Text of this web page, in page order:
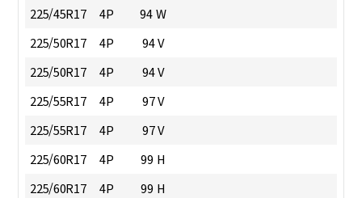
225/45R17
4P
94 W
225/50R17
4P
94 V
225/50R17
4P
94 V
225/55R17
4P
97 V
225/55R17
4P
97 V
225/60R17
4P
99 H
225/60R17
4P
99 H